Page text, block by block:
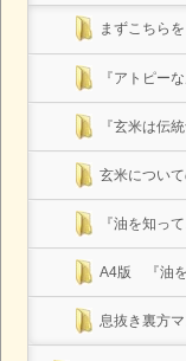
まずこちら
『アトピー
『玄米は伝
玄米につい
『油を知っ
A4版 『油を
息抜き裏方